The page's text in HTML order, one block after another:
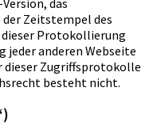
das
der Zeitstempel des
dieser Protokollierung
jeder anderen Webseite
dieser Zugriffsprotokolle
besteht nicht.